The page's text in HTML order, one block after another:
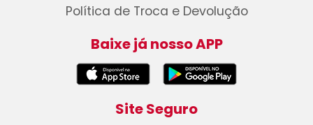
Política de Troca e Devolução
Baixe já nosso APP
Site Seguro